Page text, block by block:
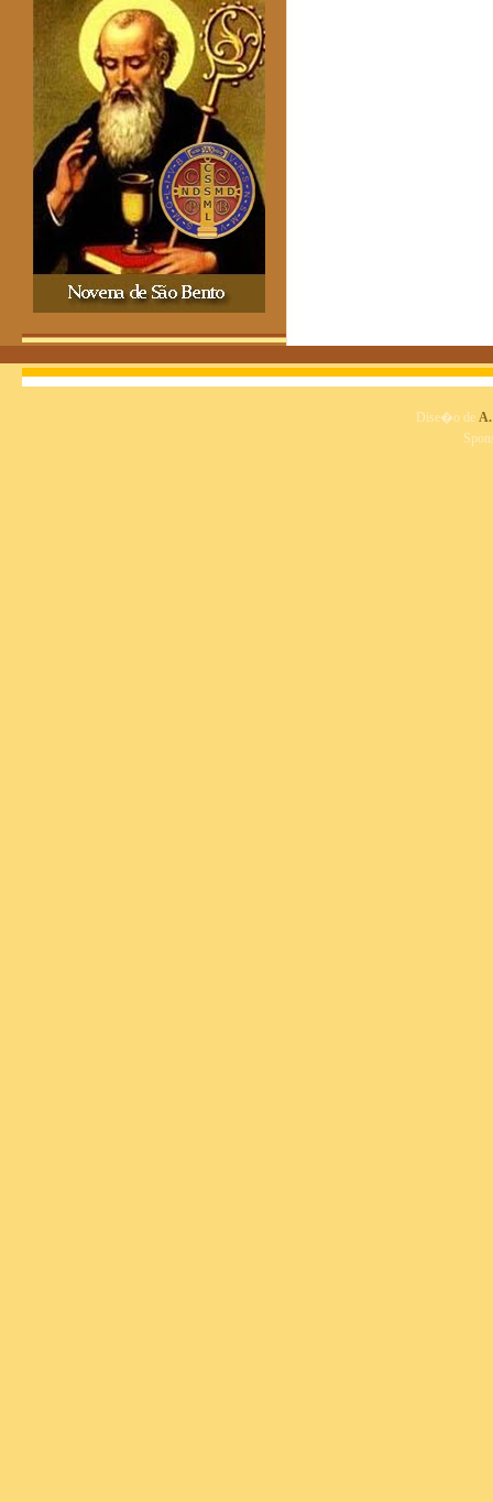
Dise�o de